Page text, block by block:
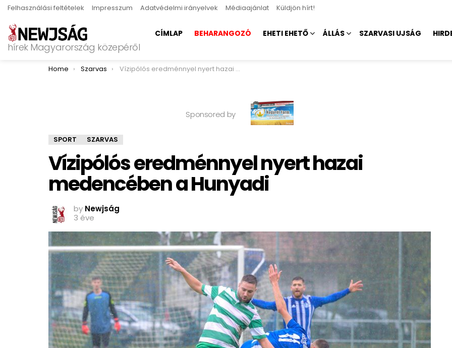
Felhasználási feltételek Impresszum Adatvédelmi irányelvek Médiaajánlat Küldjön hírt!
hírek Magyarország közepéről
CÍMLAP BEHARANGOZÓ EHETI EHETŐ ÁLLÁS SZARVASI UJSÁG
You are here:
Home Szarvas Vízipólós eredménnyel nyert hazai medencében a Hunyadi
Sponsored by
SPORT SZARVAS
Vízipólós eredménnyel nyert hazai
medencében a Hunyadi
by Newjság
3 éve